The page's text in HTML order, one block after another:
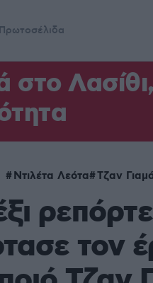
Πρωτοσέλιδα
στο
Ντιλέτα Λεότα Τζαν
τον